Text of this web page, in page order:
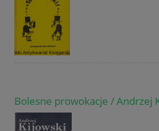
Bolesne prowokacje / Andrzej